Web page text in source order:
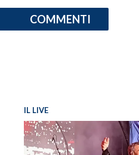
COMMENTI
IL LIVE